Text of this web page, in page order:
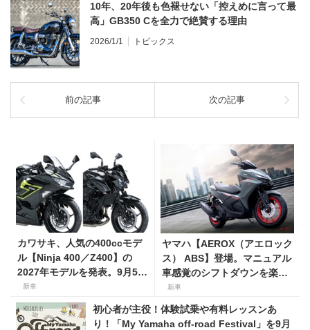
10年、20年後も色褪せない「控えめに言って最
高」GB350 Cを全力で絶賛する理由
2026/1/1 トピックス
前の記事 次の記事
カワサキ、人気の400ccモデ
ル【Ninja 400／Z400】の
2027年モデルを発表。9月5日
より販売開始！
新車
ヤマハ【AEROX（アエロック
ス） ABS】登場。マニュアル
車感覚のシフトダウンを楽し
める新型155ccスポーツスク
万1800円
新車
初心者が主役！体験試乗や有料レッスンあ
り！「My Yamaha off-road Festival」を9月